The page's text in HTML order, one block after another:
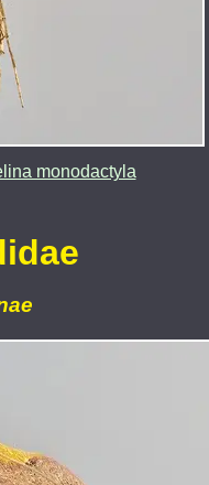
monodactyla